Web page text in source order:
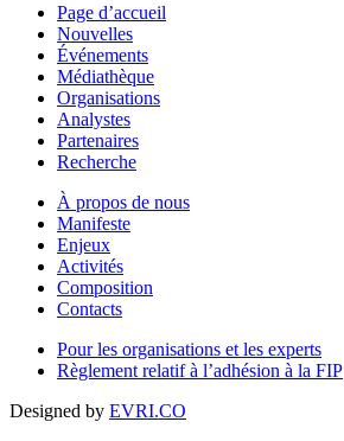
Page d’accueil
Nouvelles
Événements
Médiathèque
Organisations
Analystes
Partenaires
Recherche
À propos de nous
Manifeste
Enjeux
Activités
Composition
Contacts
Pour les organisations et les experts
Règlement relatif à l’adhésion à la FIP
Designed by EVRI.CO